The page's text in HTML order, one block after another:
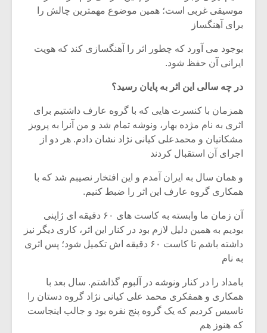
موسیقی غربی است؛ همین موضوع مهمترین چالش را
برای آهنگساز
بوجود می آورد که چطور اثر را آهنگسازی کند که هویت
ایرانی آن حفظ شود.
در چه سالی این اثر به پایان رسید؟
همزمان با کنسرت هایی که با گروه عارف داشتیم برای
اثری به نام مژده بهار، ونوشه تمام شد و من آنرا به پرویز
مشکاتیان و محمدعلی کیانی نژاد نشان دادم. هر دو از
اجرای آن استقبال کردند
و همان سال به ایران آمدم و این افتخار نصیبم شد که با
همکاری گروه عارف این اثر را ضبط کنیم.
آن زمان ما وابسته به کاست های ۶۰ دقیقه ای ژاپنی
بودیم به همین دلیل لازم بود در کنار این اثر، کاری دیگر نیز
داشته باشم تا کاست ۶۰ دقیقه اش تکمیل شود؛ پس اثری
به نام
بامداد را در کنار ونوشه در آلبوم گذاشتم. سال بعد با
همکاری و همفکری محمد علی کیانی نژاد گروه دستان را
تاسیس کردیم که یک گروه پنج نفره بود و جالب اینجاست
که هنوز هم